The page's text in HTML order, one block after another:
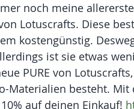
noch meine
Lotuscrafts. Diese
kostengünstig.
ist sie etwas
PURE von
Materialien besteht. Mit
auf deinen Einkauf!